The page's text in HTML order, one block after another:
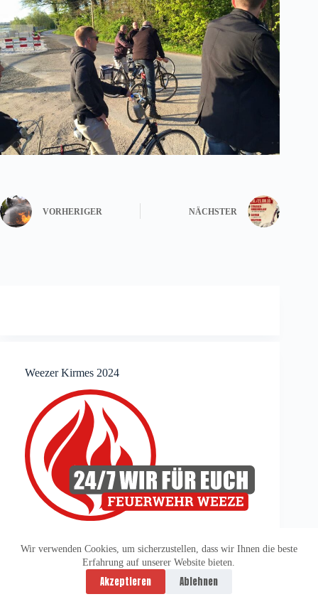
Wir verwenden Cookies, um sicherzustellen, dass wir Ihnen die beste
Erfahrung auf unserer Website bieten.
Akzeptieren Ablehnen
VORHERIGER NÄCHSTER
Weezer Kirmes 2024
Datenschutzerklärung
Impressum
Copyright © 2026 -
vitolution